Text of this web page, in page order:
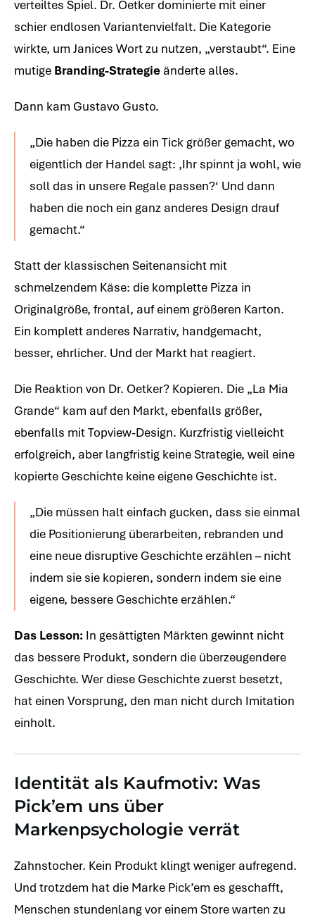
verteiltes Spiel. Dr. Oetker dominierte mit einer
schier endlosen Variantenvielfalt. Die Kategorie
wirkte, um Janices Wort zu nutzen, „verstaubt“. Eine
mutige Branding-Strategie änderte alles.
Dann kam Gustavo Gusto.
„Die haben die Pizza ein Tick größer gemacht, wo
eigentlich der Handel sagt: ‚Ihr spinnt ja wohl, wie
soll das in unsere Regale passen?‘ Und dann
haben die noch ein ganz anderes Design drauf
gemacht.“
Statt der klassischen Seitenansicht mit
schmelzendem Käse: die komplette Pizza in
Originalgröße, frontal, auf einem größeren Karton.
Ein komplett anderes Narrativ, handgemacht,
besser, ehrlicher. Und der Markt hat reagiert.
Die Reaktion von Dr. Oetker? Kopieren. Die „La Mia
Grande“ kam auf den Markt, ebenfalls größer,
ebenfalls mit Topview-Design. Kurzfristig vielleicht
erfolgreich, aber langfristig keine Strategie, weil eine
kopierte Geschichte keine eigene Geschichte ist.
„Die müssen halt einfach gucken, dass sie einmal
die Positionierung überarbeiten, rebranden und
eine neue disruptive Geschichte erzählen – nicht
indem sie sie kopieren, sondern indem sie eine
eigene, bessere Geschichte erzählen.“
Das Lesson: In gesättigten Märkten gewinnt nicht
das bessere Produkt, sondern die überzeugendere
Geschichte. Wer diese Geschichte zuerst besetzt,
hat einen Vorsprung, den man nicht durch Imitation
einholt.
Identität als Kaufmotiv: Was
Pick’em uns über
Markenpsychologie verrät
Zahnstocher. Kein Produkt klingt weniger aufregend.
Und trotzdem hat die Marke Pick’em es geschafft,
Menschen stundenlang vor einem Store warten zu